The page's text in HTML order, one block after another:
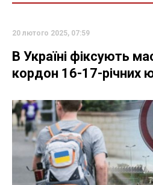
20 лютого 2025, 07:59
В Україні фіксують
кордон 16-17-річних